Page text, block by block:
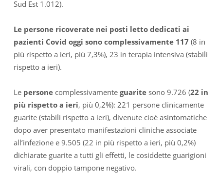
Sud Est 1.012).
Le persone ricoverate nei posti letto dedicati ai
pazienti Covid oggi sono complessivamente 117 (8 in
più rispetto a ieri, più 7,3%), 23 in terapia intensiva (stabili
rispetto a ieri).
Le personecomplessivamente guaritesono 9.726 (22 in
più rispetto a ieri, più 0,2%): 221 persone clinicamente
guarite (stabili rispetto a ieri), divenute cioè asintomatiche
dopo aver presentato manifestazioni cliniche associate
all’infezione e 9.505 (22 in più rispetto a ieri, più 0,2%)
dichiarate guarite a tutti gli effetti, le cosiddette guarigioni
virali, con doppio tampone negativo.